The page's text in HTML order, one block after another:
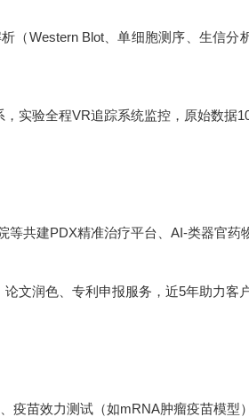
（Western Blot、单细胞测序、生信
实验全程VR追踪系统监控，原始数据
共建PDX精准治疗平台、AI-类器官药
文润色、专利申报服务，近5年助力客
疫苗效力测试（如mRNA肿瘤疫苗模型）